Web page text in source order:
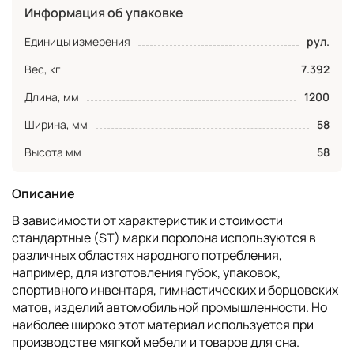
Описание
В зависимости от характеристик и стоимости
стандартные (ST) марки поролона используются в
различных областях народного потребления,
например, для изготовления губок, упаковок,
спортивного инвентаря, гимнастических и борцовских
матов, изделий автомобильной промышленности. Но
наиболее широко этот материал используется при
производстве мягкой мебели и товаров для сна.
Информация об упаковке
Единицы измерения
рул.
Вес, кг
7.392
Длина, мм
1200
Ширина, мм
58
Высота мм
58